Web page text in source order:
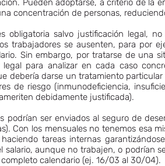
Pueden adoptarse, a criterio de la
concentración de personas,
obligatoria salvo justificación legal,
trabajadores se ausenten, para por
Sin embargo, por tratarse de una
legal para analizar en cada caso
debería darse un tratamiento
de riesgo (inmunodeficiencia,
debidamente justificada).
podrían ser enviados al seguro de
Con los mensuales no tenemos esa
tareas internas
salario, aunque no trabajen, o podrían
calendario (ej. 16/03 al 30/04).